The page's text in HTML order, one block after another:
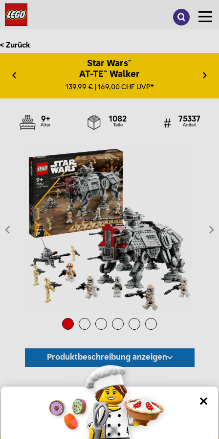
< Zurück
Star Wars™
AT-TE™ Walker
139,99 € | 169,00 CHF UVP*
9+
Alter
1082
Teile
75337
Artikel
Produktbeschreibung anzeigen
*Unverbindliche Preisempfehlung -
Die Preisgestaltung liegt im alleinigen Ermessen des Händlers